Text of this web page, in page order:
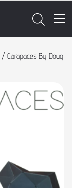
/ Carapaces By Doug